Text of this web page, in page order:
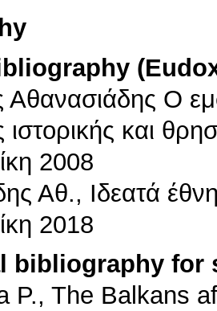
Αθανασιάδης Ο
ιστορικής και
2008
Αθ., Ιδεατά
2018
bibliography for
P., The Balkans